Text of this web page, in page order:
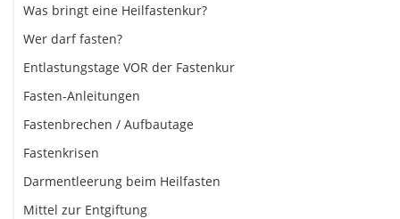
Was bringt eine Heilfastenkur?
Wer darf fasten?
Entlastungstage VOR der Fastenkur
Fasten-Anleitungen
Fastenbrechen / Aufbautage
Fastenkrisen
Darmentleerung beim Heilfasten
Mittel zur Entgiftung